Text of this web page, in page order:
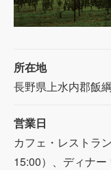
所在地
長野県上水内郡飯
営業日
カフェ・レストラ
15:00）、ディナー